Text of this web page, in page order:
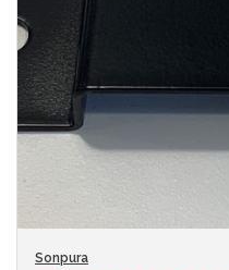
Sonpura